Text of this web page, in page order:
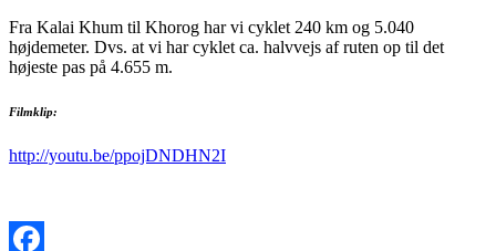
Fra Kalai Khum til Khorog har vi cyklet 240 km og 5.040
højdemeter. Dvs. at vi har cyklet ca. halvvejs af ruten op til det
højeste pas på 4.655 m.
Filmklip:
http://youtu.be/ppojDNDHN2I